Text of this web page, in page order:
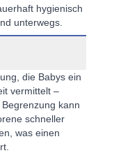
hygienisch
unterwegs.
die Babys ein
vermittelt –
kann
schneller
was einen